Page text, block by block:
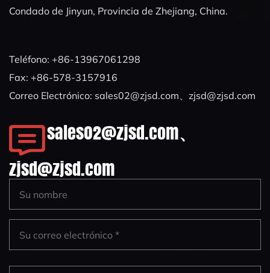
Condado de Jinyun, Provincia de Zhejiang, China.
Teléfono: +86-13967061298
Fax: +86-578-3157916
Correo Electrónico: sales02@zjsd.com、 zjsd@zjsd.com
sales02@zjsd.com、
zjsd@zjsd.com